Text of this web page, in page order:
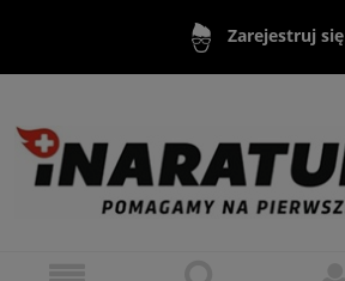
Zarejestruj się